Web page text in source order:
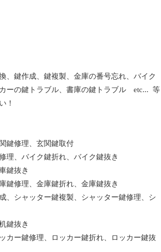
、鍵作成、鍵複製、金庫の番号忘れ、バイク
ーの鍵トラブル、書庫の鍵トラブル etc... 等
！
鍵修理、玄関鍵取付
理、バイク鍵折れ、バイク鍵抜き
鍵抜き
鍵修理、金庫鍵折れ、金庫鍵抜き
、シャッター鍵複製、シャッター鍵修理、シ
鍵抜き
カー鍵修理、ロッカー鍵折れ、ロッカー鍵抜